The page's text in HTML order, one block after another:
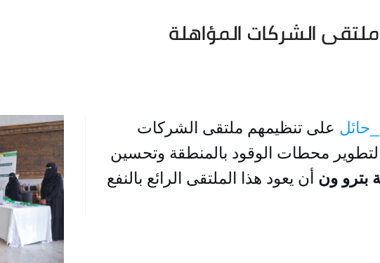
الشركات المؤاهلة
بترو ون